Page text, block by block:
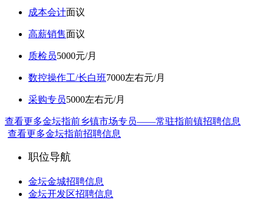
成本会计面议
高薪销售面议
质检员5000元/月
数控操作工/长白班7000左右元/月
采购专员5000左右元/月
查看更多金坛指前乡镇市场专员——常驻指前镇招聘信息
查看更多金坛指前招聘信息
职位导航
金坛金城招聘信息
金坛开发区招聘信息